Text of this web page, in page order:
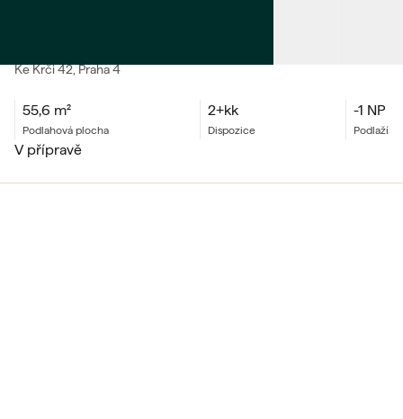
Ke Krči42, Praha 4
55,6 m²
podlahová plocha
2+kk
dispozice
-1 NP
podlaží
v přípravě